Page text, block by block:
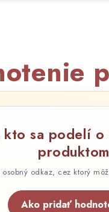
sa podelí o
produktom
osobný odkaz, cez ktorý
Ako pridať